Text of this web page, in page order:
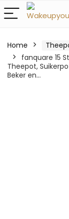
Home
fanquare 15
Theepot,
Beker en…